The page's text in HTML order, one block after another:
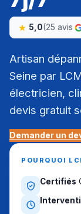
5,0(25 avis
Artisan
Seine par
électricien,
devis gratuit
Demander un
POURQUOI
Certifiés